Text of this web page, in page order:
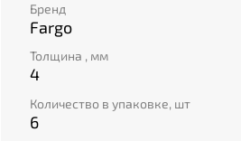
Бренд
Fargo
Толщина , мм
4
Количество в упаковке, шт
6